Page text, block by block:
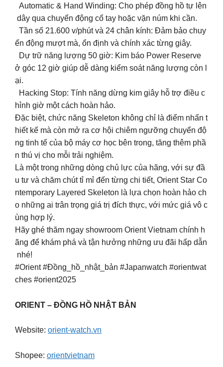
Automatic & Hand Winding: Cho phép đồng hồ tự lên
dây qua chuyển động cổ tay hoặc vặn núm khi cần.
Tần số 21.600 v/phút và 24 chân kính: Đảm bảo chuy
ển động mượt mà, ổn định và chính xác từng giây.
Dự trữ năng lượng 50 giờ: Kim báo Power Reserve
ở góc 12 giờ giúp dễ dàng kiểm soát năng lượng còn l
ại.
Hacking Stop: Tính năng dừng kim giây hỗ trợ điều c
hỉnh giờ một cách hoàn hảo.
Đặc biệt, chức năng Skeleton không chỉ là điểm nhấn t
hiết kế mà còn mở ra cơ hội chiêm ngưỡng chuyển độ
ng tinh tế của bộ máy cơ học bên trong, tăng thêm phầ
n thú vị cho mỗi trải nghiệm.
Là một trong những dòng chủ lực của hãng, với sự đầ
u tư và chăm chút tỉ mỉ đến từng chi tiết, Orient Star Co
ntemporary Layered Skeleton là lựa chọn hoàn hảo ch
o những ai trân trọng giá trị đích thực, với mức giá vô c
ùng hợp lý.
Hãy ghé thăm ngay showroom Orient Vietnam chính h
ãng để khám phá và tận hưởng những ưu đãi hấp dẫn
nhé!
#Orient #Đồng_hồ_nhật_bản #Japanwatch #orientwat
ches #orient2025
ORIENT – ĐỒNG HỒ NHẬT BẢN
Website: orient-watch.vn
Shopee: orientvietnam